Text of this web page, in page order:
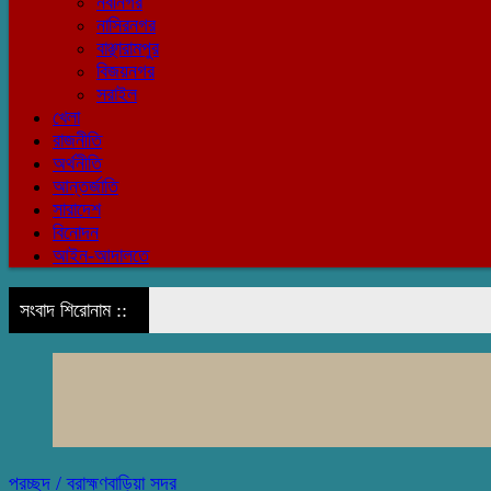
নাসিরনগর
বাঞ্ছারামপুর
বিজয়নগর
সরাইল
খেলা
রাজনীতি
অর্থনীতি
আন্তর্জাতি
সারাদেশ
বিনোদন
আইন-আদালতে
সংবাদ শিরোনাম ::
প্রচ্ছদ / ব্রাহ্মণবাড়িয়া সদর